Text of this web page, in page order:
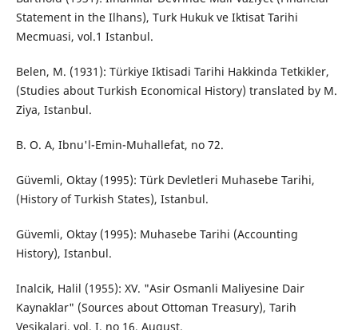
Statement in the Ilhans), Turk Hukuk ve Iktisat Tarihi
Mecmuasi, vol.1 Istanbul.
Belen, M. (1931): Türkiye Iktisadi Tarihi Hakkinda Tetkikler,
(Studies about Turkish Economical History) translated by M.
Ziya, Istanbul.
B. O. A, Ibnu'l-Emin-Muhallefat, no 72.
Güvemli, Oktay (1995): Türk Devletleri Muhasebe Tarihi,
(History of Turkish States), Istanbul.
Güvemli, Oktay (1995): Muhasebe Tarihi (Accounting
History), Istanbul.
Inalcik, Halil (1955): XV. "Asir Osmanli Maliyesine Dair
Kaynaklar" (Sources about Ottoman Treasury), Tarih
Vesikalari, vol. I, no 16, August.